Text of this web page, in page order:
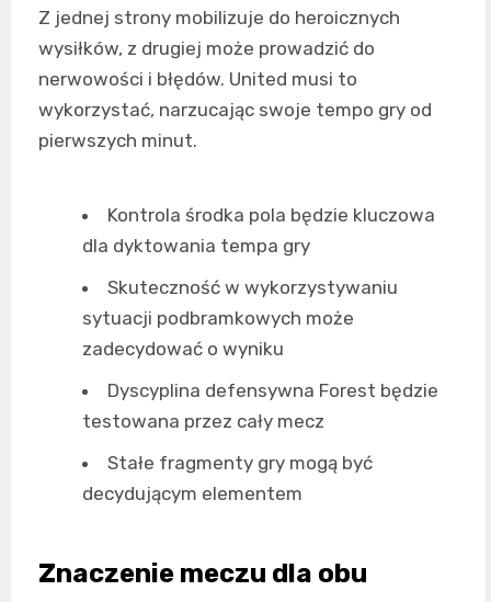
Z jednej strony mobilizuje do heroicznych
wysiłków, z drugiej może prowadzić do
nerwowości i błędów. United musi to
wykorzystać, narzucając swoje tempo gry od
pierwszych minut.
Kontrola środka pola będzie kluczowa
dla dyktowania tempa gry
Skuteczność w wykorzystywaniu
sytuacji podbramkowych może
zadecydować o wyniku
Dyscyplina defensywna Forest będzie
testowana przez cały mecz
Stałe fragmenty gry mogą być
decydującym elementem
Znaczenie meczu dla obu